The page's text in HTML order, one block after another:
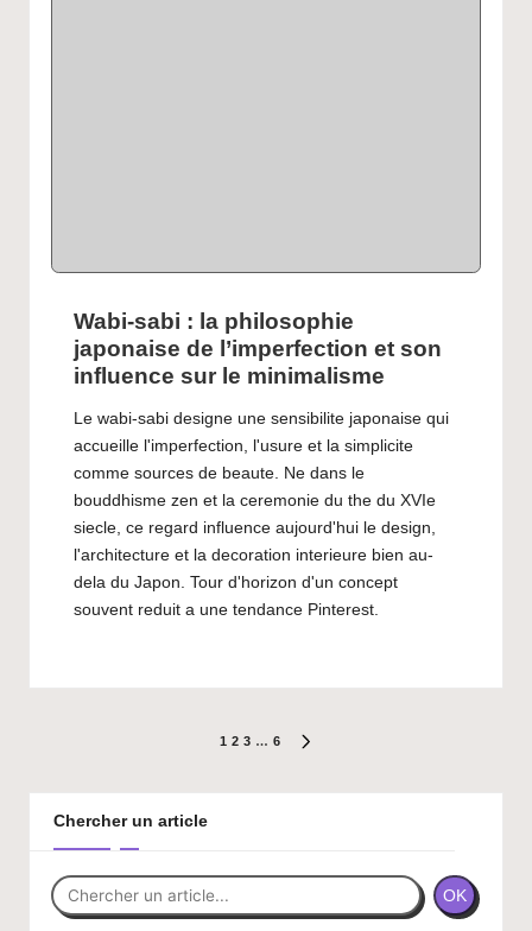
Wabi-sabi : la philosophie
japonaise de l’imperfection et son
influence sur le minimalisme
Le wabi-sabi designe une sensibilite japonaise qui
accueille l'imperfection, l'usure et la simplicite
comme sources de beaute. Ne dans le
bouddhisme zen et la ceremonie du the du XVIe
siecle, ce regard influence aujourd'hui le design,
l'architecture et la decoration interieure bien au-
dela du Japon. Tour d'horizon d'un concept
souvent reduit a une tendance Pinterest.
des
publications
1 2 3 … 6
Chercher un article
OK